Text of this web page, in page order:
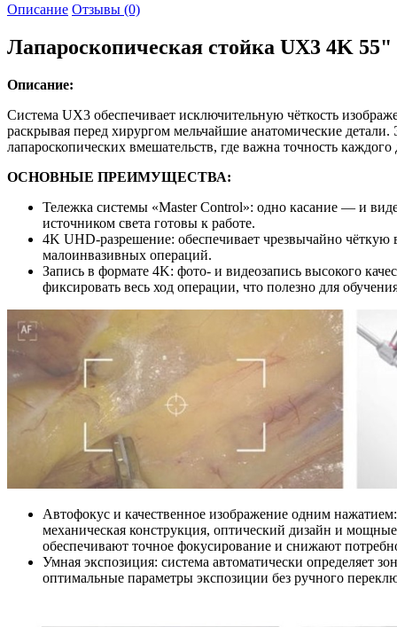
Описание Отзывы (0)
Лапароскопическая стойка UX3 4K
Описание:
Система UX3 обеспечивает исключительную чёткость
раскрывая перед хирургом мельчайшие анатомические
лапароскопических вмешательств, где важна точность
ОСНОВНЫЕ ПРЕИМУЩЕСТВА:
Тележка системы «Master Control»: одно касание — и
источником света готовы к работе.
4K UHD-разрешение: обеспечивает чрезвычайно чёткую
малоинвазивных операций.
Запись в формате 4K: фото- и видеозапись высокого
фиксировать весь ход операции, что полезно для
Автофокус и качественное изображение одним
механическая конструкция, оптический дизайн и
обеспечивают точное фокусирование и снижают
Умная экспозиция: система автоматически определяет
оптимальные параметры экспозиции без ручного